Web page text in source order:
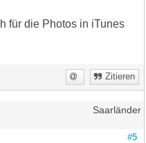
für die Photos in iTunes
Zitieren
Saarländer
#5